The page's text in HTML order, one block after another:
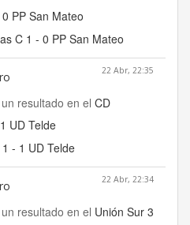
PP San Mateo
C 1 - 0 PP San Mateo
22 Abr, 22:35
resultado en el CD
UD Telde
- 1 UD Telde
22 Abr, 22:34
resultado en el Unión Sur 3